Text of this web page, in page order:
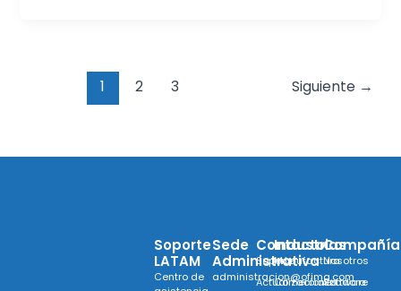
1 2 3 Siguiente →
Compañía
Nosotros
Software
Industrias
Manufactura
Comercializadora
Contacto
Soporte
Actualizaciones
Sede
Administrativa
administracion@ofima.com
Soporte
LATAM
Centro de